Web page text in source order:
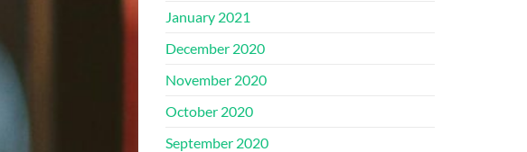
January 2021
December 2020
November 2020
October 2020
September 2020